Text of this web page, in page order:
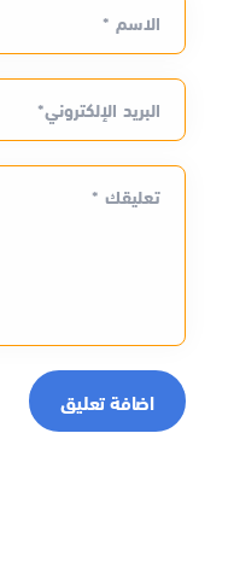
الاسم *
البريد الإلكتروني*
تعليقك *
اضافة تعليق